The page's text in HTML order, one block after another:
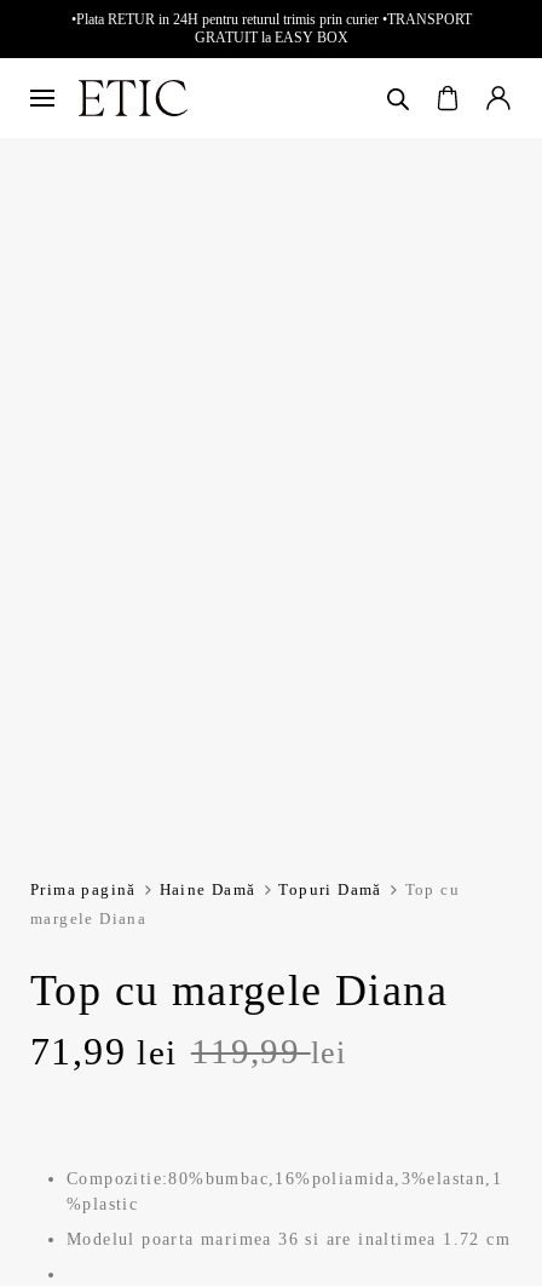
•Plata RETUR in 24H pentru returul trimis prin curier •TRANSPORT
GRATUIT la EASY BOX
Prima pagină Haine Damă Topuri Damă
Top cu
margele Diana
Top cu margele Diana
119,99lei
Prețul
fost:
119,99 lei.
71,99lei
Prețul
71,99 lei.
Compozitie:80%bumbac,16%poliamida,3%elastan,1
%plastic
Modelul poarta marimea 36 si are inaltimea 1.72 cm